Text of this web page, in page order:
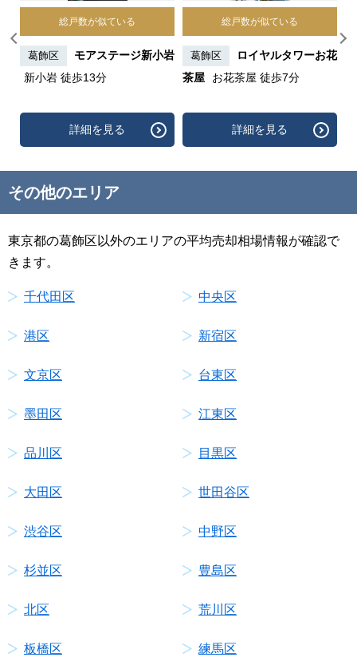
総戸数が似ている
葛飾区
モアステージ新小岩
新小岩 徒歩13分
詳細を見る
総戸数が似ている
葛飾区
ロイヤルタワーお花
茶屋
お花茶屋 徒歩7分
詳細を見る
その他のエリア
東京都の葛飾区以外のエリアの平均売却相場情報が確認で
きます。
千代田区 中央区
港区 新宿区
文京区 台東区
墨田区 江東区
品川区 目黒区
大田区 世田谷区
渋谷区 中野区
杉並区 豊島区
北区 荒川区
板橋区 練馬区